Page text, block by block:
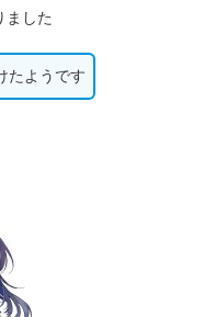
ました
たようです